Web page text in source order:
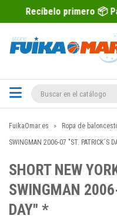
primero 📦 Paga después
FuikaOmar.es Ropa de
SWINGMAN 2006-07 "ST. PATRICK´S
SHORT NEW
SWINGMAN
DAY" *